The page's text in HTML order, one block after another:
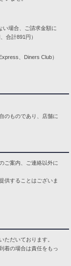
い場合、ご請求金額に
合計891円）
、Diners Club）
のものであり、店舗に
ご案内、ご連絡以外に
供することはございま
ただいております。
着の場合は責任をもっ